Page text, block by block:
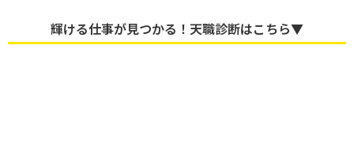
輝ける仕事が見つかる！天職診断はこちら▼